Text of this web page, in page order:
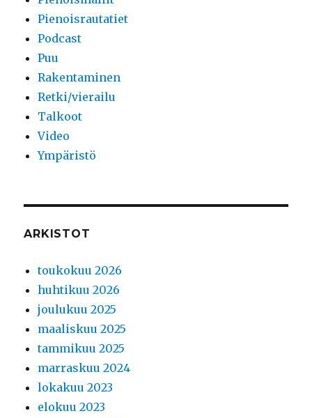
Pienoisrautatiet
Podcast
Puu
Rakentaminen
Retki/vierailu
Talkoot
Video
Ympäristö
ARKISTOT
toukokuu 2026
huhtikuu 2026
joulukuu 2025
maaliskuu 2025
tammikuu 2025
marraskuu 2024
lokakuu 2023
elokuu 2023